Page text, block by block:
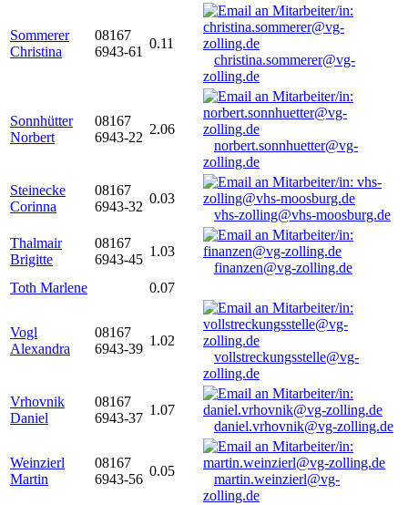
Sommerer
Christina
08167
6943-61
0.11
christina.sommerer@vg-
zolling.de
Sonnhütter
Norbert
08167
6943-22
2.06
norbert.sonnhuetter@vg-
zolling.de
Steinecke
Corinna
08167
6943-32
0.03
vhs-zolling@vhs-moosburg.de
Thalmair
Brigitte
08167
6943-45
1.03
finanzen@vg-zolling.de
Toth Marlene
0.07
Vogl
Alexandra
08167
6943-39
1.02
vollstreckungsstelle@vg-
zolling.de
Vrhovnik
Daniel
08167
6943-37
1.07
daniel.vrhovnik@vg-zolling.de
Weinzierl
Martin
08167
6943-56
0.05
martin.weinzierl@vg-
zolling.de